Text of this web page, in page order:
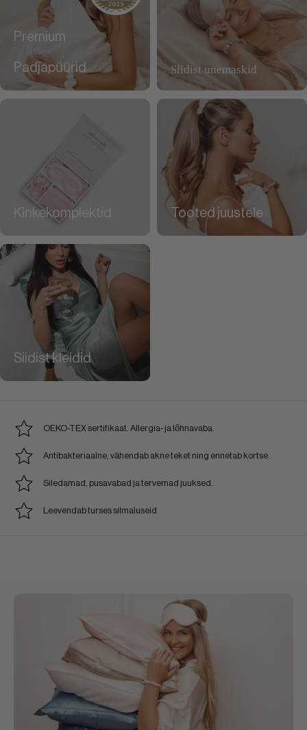
Premium
Padjapüürid Siidist unemaskid
Kinkekomplektid Tooted juustele
Siidist kleidid
OEKO-TEX sertifikaat. Allergia- ja lõhnavaba.
Antibakteriaalne, vähendab akne teket ning ennetab kortse.
Siledamad, pusavabad ja tervemad juuksed.
Leevendab turses silmaluseid